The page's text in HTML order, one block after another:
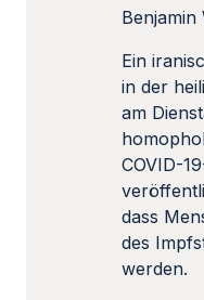
Benjamin
Ein
in der
am
COVID-
dass
des
werden.